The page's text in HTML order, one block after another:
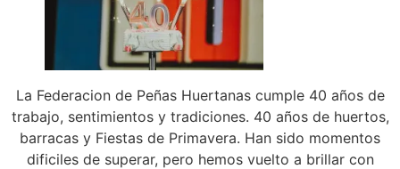
La Federacion de Peñas Huertanas cumple 40 años de
trabajo, sentimientos y tradiciones. 40 años de huertos,
barracas y Fiestas de Primavera. Han sido momentos
dificiles de superar, pero hemos vuelto a brillar con